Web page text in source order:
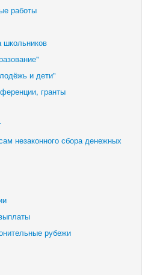
работы
школьников
и дети"
гранты
незаконного сбора денежных
рубежи